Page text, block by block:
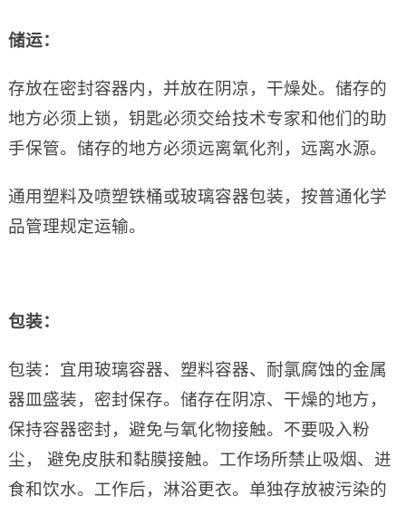
储运：
存放在密封容器内，并放在阴凉，干燥处。储存的
地方必须上锁，钥匙必须交给技术专家和他们的助
手保管。储存的地方必须远离氧化剂，远离水源。
通用塑料及喷塑铁桶或玻璃容器包装，按普通化学
品管理规定运输。
包装：
包装：宜用玻璃容器、塑料容器、耐氯腐蚀的金属
器皿盛装，密封保存。储存在阴凉、干燥的地方，
保持容器密封，避免与氧化物接触。不要吸入粉
尘， 避免皮肤和黏膜接触。工作场所禁止吸烟、进
食和饮水。工作后，淋浴更衣。单独存放被污染的